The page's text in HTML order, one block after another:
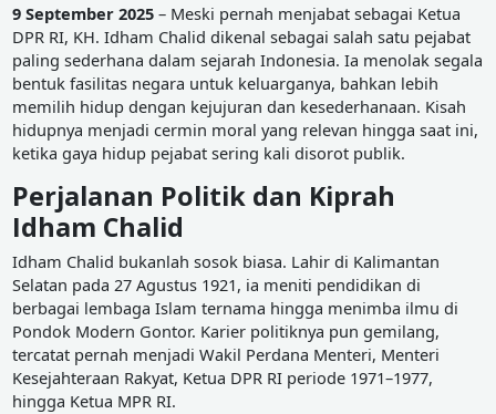
9 September 2025– Meski pernah menjabat sebagai Ketua
DPR RI, KH. Idham Chalid dikenal sebagai salah satu pejabat
paling sederhana dalam sejarah Indonesia. Ia menolak segala
bentuk fasilitas negara untuk keluarganya, bahkan lebih
memilih hidup dengan kejujuran dan kesederhanaan. Kisah
hidupnya menjadi cermin moral yang relevan hingga saat ini,
ketika gaya hidup pejabat sering kali disorot publik.
Perjalanan Politik dan Kiprah
Idham Chalid
Idham Chalid bukanlah sosok biasa. Lahir di Kalimantan
Selatan pada 27 Agustus 1921, ia meniti pendidikan di
berbagai lembaga Islam ternama hingga menimba ilmu di
Pondok Modern Gontor. Karier politiknya pun gemilang,
tercatat pernah menjadi Wakil Perdana Menteri, Menteri
Kesejahteraan Rakyat, Ketua DPR RI periode 1971–1977,
hingga Ketua MPR RI.